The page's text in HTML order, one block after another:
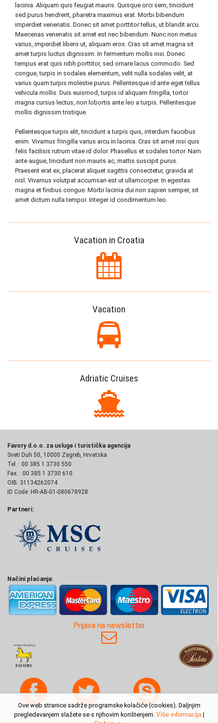
lacinia. Aliquam quis feugiat mauris. Quisque orci sem, tincidunt
sed purus hendrerit, pharetra maximus erat. Morbi bibendum
imperdiet venenatis. Donec sit amet porttitor tellus, ut blandit arcu.
Maecenas venenatis sit amet est nec bibendum. Nunc non metus
varius, imperdiet libero ut, aliquam eros. Cras sit amet magna sit
amet turpis luctus dignissim. In fermentum mollis nisi. Donec
tempus erat quis nibh porttitor, sed ornare lacus commodo. Sed
congue, turpis in sodales elementum, velit nulla sodales velit, at
varius quam turpis molestie purus. Pellentesque id ante eget tellus
vehicula mollis. Duis euismod, turpis id aliquam fringilla, tortor
magna cursus lectus, non lobortis ante leo a turpis. Pellentesque
mollis dignissim tristique.
Pellentesque turpis elit, tincidunt a turpis quis, interdum faucibus
enim. Vivamus fringilla varius arcu in lacinia. Cras sit amet nisi quis
felis facilisis rutrum vitae id dolor. Phasellus et sodales tortor. Nam
ante augue, tincidunt non mauris ac, mattis suscipit purus.
Praesent erat ex, placerat aliquet sagittis consectetur, gravida at
nisl. Vivamus volutpat accumsan est ut ullamcorper. In egestas
magna et finibus congue. Morbi lacinia dui non sapien semper, sit
amet dictum nulla tempor. Integer id condimentum leo.
Vacation in Croatia
Vacation
Adriatic Cruises
Favory d.o.o. za usluge i turistička agencija
Sveti Duh 50, 10000 Zagreb, Hrvatska
Tel. : 00 385 1 3730 550
Fax. : 00 385 1 3730 610
OIB: 31134262074
ID Code: HR-AB-01-080678928
Partneri:
Načini plaćanja:
Prijava na newsletter
Ove web stranice sadrže programske kolačiće (cookies). Daljnjim
pregledavanjem slažete se s njihovim korištenjem. Više informacija|